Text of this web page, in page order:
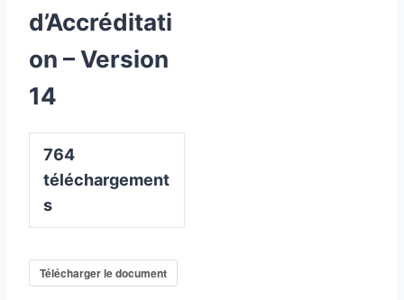
d’Accréditati
on – Version
14
764
téléchargement
s
Télécharger le document